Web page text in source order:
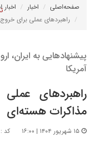
صفحه‌اصلی اخبار
راهبردهای عملی برای
پیشنهادهایی به ایران،
آمریکا
راهبردهای
مذاکرات هسته‌ای
کد : ۲۰۳۴۹۴۶